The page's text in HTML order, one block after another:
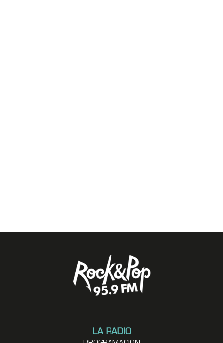
LA RADIO